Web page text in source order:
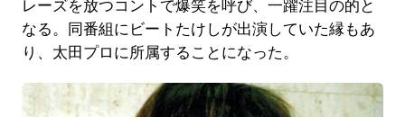
レーズを放つコントで爆笑を呼び、一躍注目の的と
なる。同番組にビートたけしが出演していた縁もあ
り、太田プロに所属することになった。